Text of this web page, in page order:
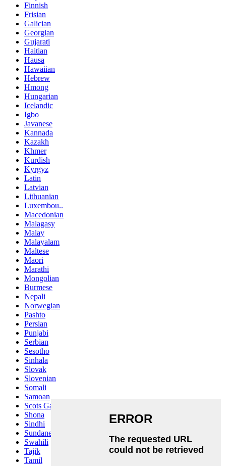
Finnish
Frisian
Galician
Georgian
Gujarati
Haitian
Hausa
Hawaiian
Hebrew
Hmong
Hungarian
Icelandic
Igbo
Javanese
Kannada
Kazakh
Khmer
Kurdish
Kyrgyz
Latin
Latvian
Lithuanian
Luxembou..
Macedonian
Malagasy
Malay
Malayalam
Maltese
Maori
Marathi
Mongolian
Burmese
Nepali
Norwegian
Pashto
Persian
Punjabi
Serbian
Sesotho
Sinhala
Slovak
Slovenian
Somali
Samoan
Scots Gaelic
Shona
Sindhi
Sundanese
Swahili
Tajik
Tamil